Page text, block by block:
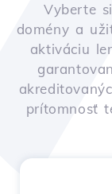
Vyberte
domény a
aktiváciu
prítomnosť